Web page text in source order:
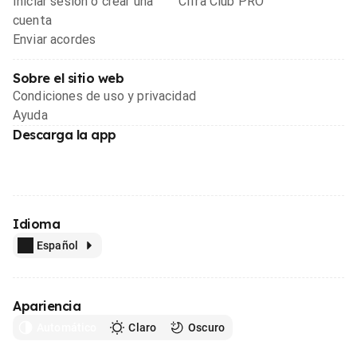
cuenta
Enviar acordes
Sobre el sitio web
Condiciones de uso y privacidad
Ayuda
Descarga la app
Idioma
Español
Apariencia
Claro Oscuro